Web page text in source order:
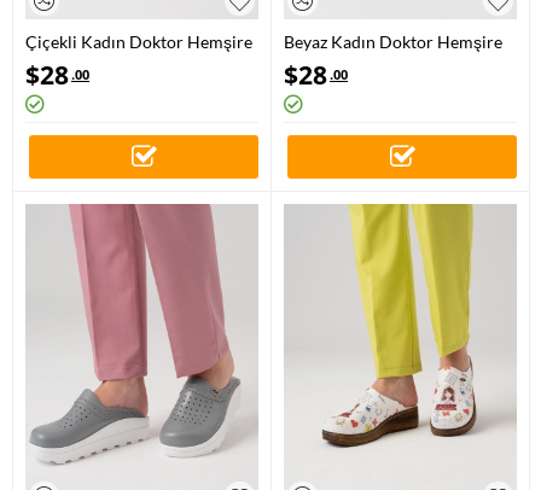
Çiçekli Kadın Doktor Hemşire
Medikal VivaColor Sabo Terlik
$28.00
Beyaz Kadın Doktor Hemşire
Medikal VivaColor Sabo Terlik
$28.00